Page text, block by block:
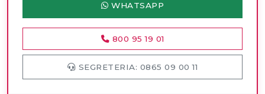
WHATSAPP
800 95 19 01
SEGRETERIA: 0865 09 00 11